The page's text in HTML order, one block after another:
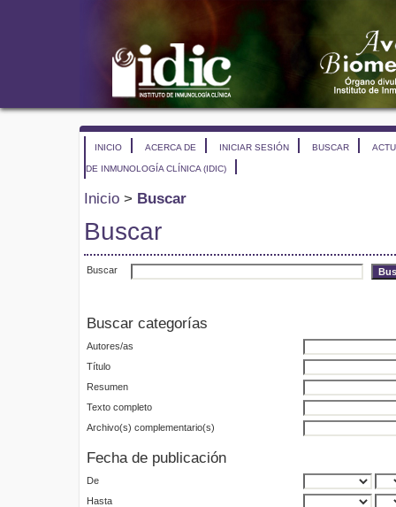
INICIO ACERCA DE INICIAR SESIÓN BUSCAR
DE INMUNOLOGÍA CLÍNICA (IDIC)
Inicio > Buscar
Buscar
Buscar
Buscar categorías
Autores/as
Título
Resumen
Texto completo
Archivo(s) complementario(s)
Fecha de publicación
De
Hasta